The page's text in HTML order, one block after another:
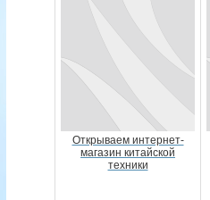
Открываем интернет-
магазин китайской
техники